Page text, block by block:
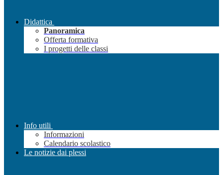
Didattica
Panoramica
Offerta formativa
I progetti delle classi
Info utili
Informazioni
Calendario scolastico
Le notizie dai plessi